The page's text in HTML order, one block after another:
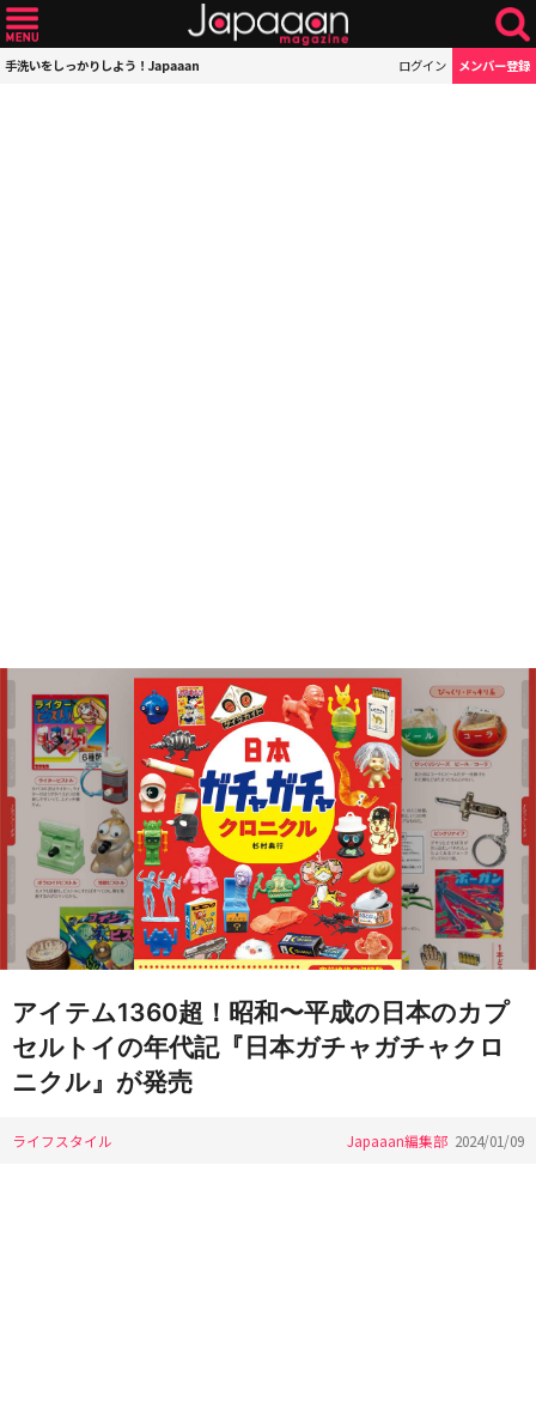
手洗いをしっかりしよう！Japaaan ログイン メンバー登録
アイテム1360超！昭和〜平成の日本のカプ
セルトイの年代記『日本ガチャガチャクロ
ニクル』が発売
ライフスタイル Japaaan編集部 2024/01/09